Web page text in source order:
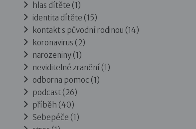
hlas dítěte (1)
identita dítěte (15)
kontakt s původní rodinou (14)
koronavirus (2)
narozeniny (1)
neviditelné zranění (1)
odborna pomoc (1)
podcast (26)
příběh (40)
Sebepéče (1)